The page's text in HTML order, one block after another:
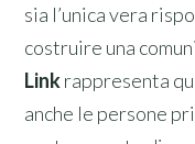
sia l’unica vera
costruire una
Linkrappresenta
anche le persone